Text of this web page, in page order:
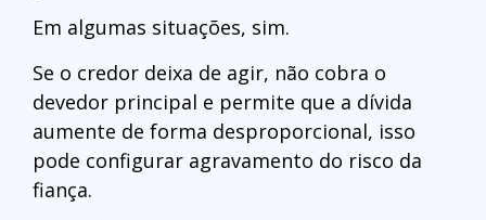
Em algumas situações, sim.
Se o credor deixa de agir, não cobra o
devedor principal e permite que a dívida
aumente de forma desproporcional, isso
pode configurar agravamento do risco da
fiança.